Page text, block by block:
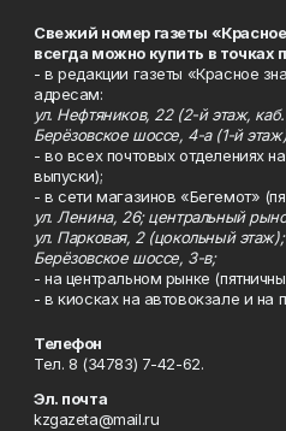
Свежий номер газеты
всегда можно купить в точках
- в редакции газеты «Красное
адресам:
ул. Нефтяников, 22 (2-й этаж,
Берёзовское шоссе, 4-а (1-й
- во всех почтовых отделениях
выпуски);
- в сети магазинов «Бегемот»
ул. Ленина, 26; центральный
ул. Парковая, 2 (цокольный этаж);
Берёзовское шоссе, 3-в;
- на центральном рынке
- в киосках на автовокзале и на
Телефон
Тел. 8 (34783) 7-42-62.
Эл. почта
kzgazeta@mail.ru